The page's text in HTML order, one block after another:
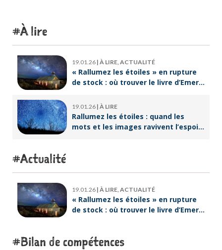
À lire
19.01.26 | À LIRE, ACTUALITÉ
« Rallumez les étoiles » en rupture
de stock : où trouver le livre d’Emeric
19.01.26 | À LIRE
Rallumez les étoiles : quand les
mots et les images ravivent l’espoir
Actualité
19.01.26 | À LIRE, ACTUALITÉ
« Rallumez les étoiles » en rupture
de stock : où trouver le livre d’Emeric
Bilan de compétences